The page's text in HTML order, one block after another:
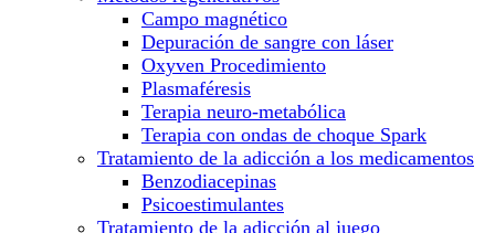
Campo magnético
Depuración de sangre con láser
Oxyven Procedimiento
Plasmaféresis
Terapia neuro-metabólica
Terapia con ondas de choque Spark
Tratamiento de la adicción a los medicamentos
Benzodiacepinas
Psicoestimulantes
Tratamiento de la adicción al juego